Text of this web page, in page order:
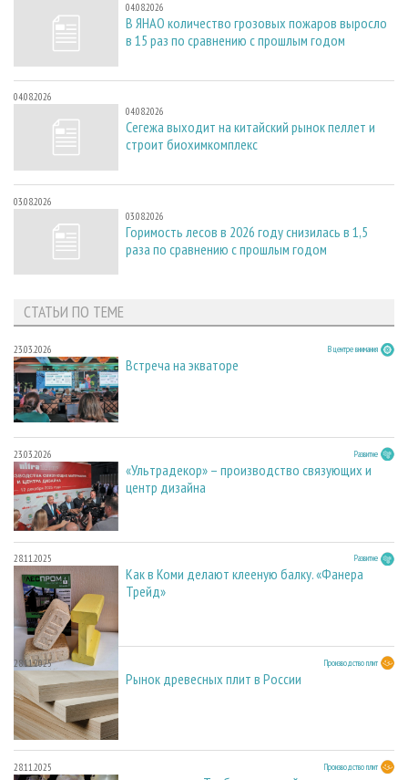
04.08.2026
В ЯНАО количество грозовых пожаров выросло
в 15 раз по сравнению с прошлым годом
04.08.2026
04.08.2026
Сегежа выходит на китайский рынок пеллет и
строит биохимкомплекс
03.08.2026
03.08.2026
Горимость лесов в 2026 году снизилась в 1,5
раза по сравнению с прошлым годом
СТАТЬИ ПО ТЕМЕ
23.03.2026 В центре внимания
Встреча на экваторе
23.03.2026 Развитие
«Ультрадекор» – производство связующих и
центр дизайна
28.11.2025 Развитие
Как в Коми делают клееную балку. «Фанера
Трейд»
28.11.2025 Производство плит
Рынок древесных плит в России
28.11.2025 Производство плит